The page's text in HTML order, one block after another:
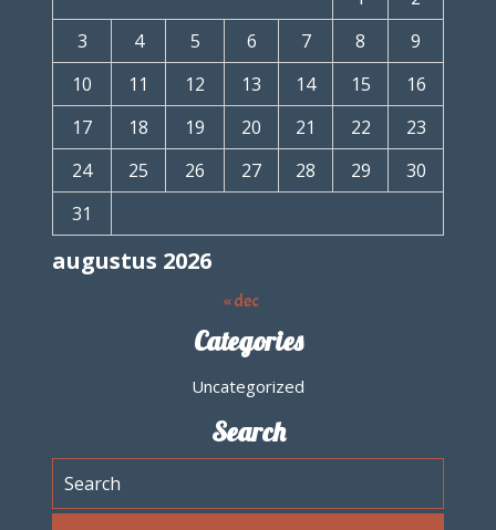
augustus 2026
3
4 5 6 7 8
9
10
11 12 13 14 15
16
17
18 19 20 21 22
23
24
25 26 27 28 29
30
31
« dec
Categories
Uncategorized
Search